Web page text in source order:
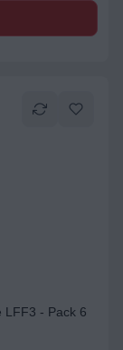
LFF3 - Pack 6